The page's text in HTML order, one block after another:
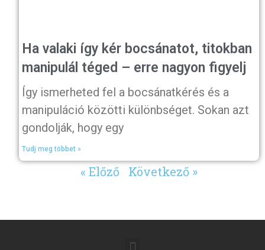
Ha valaki így kér bocsánatot, titokban
manipulál téged – erre nagyon figyelj
Így ismerheted fel a bocsánatkérés és a
manipuláció közötti különbséget. Sokan azt
gondolják, hogy egy
Tudj meg többet »
« Előző Következő »